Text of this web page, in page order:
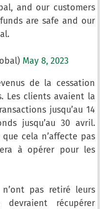
and our customers
are safe and our
May 8, 2023
de la cessation
Les clients avaient la
jusqu’au 14
jusqu’au 30 avril.
cela n’affecte pas
à opérer pour les
pas retiré leurs
récupérer